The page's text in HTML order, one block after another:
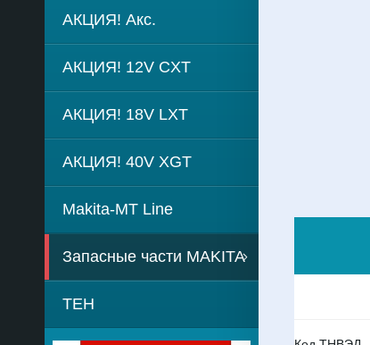
АКЦИЯ! Акс.
АКЦИЯ! 12V CXT
АКЦИЯ! 18V LXT
АКЦИЯ! 40V XGT
Makita-MT Line
Запасные части MAKITA
TEH